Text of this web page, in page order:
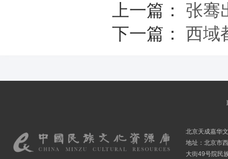
上一篇： 张骞
下一篇： 西域
北京天成嘉华
地址：北京市
大街49号院民